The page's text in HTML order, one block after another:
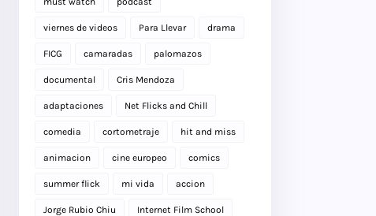
viernes de videos Para Llevar drama
FICG camaradas palomazos
documental Cris Mendoza
adaptaciones Net Flicks and Chill
comedia cortometraje hit and miss
animacion cine europeo comics
summer flick mi vida accion
Jorge Rubio Chiu Internet Film School